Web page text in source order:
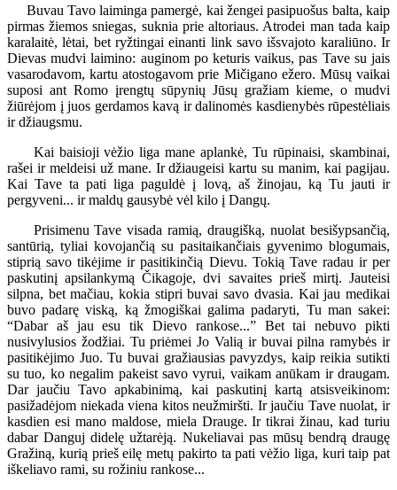
Buvau Tavo laiminga pamergė, kai žengei pasipuošus balta, kaip
pirmas žiemos sniegas, suknia prie altoriaus. Atrodei man tada kaip
karalaitė, lėtai, bet ryžtingai einanti link savo išsvajoto karaliūno. Ir
Dievas mudvi laimino: auginom po keturis vaikus, pas Tave su jais
vasarodavom, kartu atostogavom prie Mičigano ežero. Mūsų vaikai
suposi ant Romo įrengtų sūpynių Jūsų gražiam kieme, o mudvi
žiūrėjom į juos gerdamos kavą ir dalinomės kasdienybės rūpestėliais
ir džiaugsmu.
Kai baisioji vėžio liga mane aplankė, Tu rūpinaisi, skambinai,
rašei ir meldeisi už mane. Ir džiaugeisi kartu su manim, kai pagijau.
Kai Tave ta pati liga paguldė į lovą, aš žinojau, ką Tu jauti ir
pergyveni... ir maldų gausybė vėl kilo į Dangų.
Prisimenu Tave visada ramią, draugišką, nuolat besišypsančią,
santūrią, tyliai kovojančią su pasitaikančiais gyvenimo blogumais,
stiprią savo tikėjime ir pasitikinčią Dievu. Tokią Tave radau ir per
paskutinį apsilankymą Čikagoje, dvi savaites prieš mirtį. Jauteisi
silpna, bet mačiau, kokia stipri buvai savo dvasia. Kai jau medikai
buvo padarę viską, ką žmogiškai galima padaryti, Tu man sakei:
“Dabar aš jau esu tik Dievo rankose...” Bet tai nebuvo pikti
nusivylusios žodžiai. Tu priėmei Jo Valią ir buvai pilna ramybės ir
pasitikėjimo Juo. Tu buvai gražiausias pavyzdys, kaip reikia sutikti
su tuo, ko negalim pakeist savo vyrui, vaikam anūkam ir draugam.
Dar jaučiu Tavo apkabinimą, kai paskutinį kartą atsisveikinom:
pasižadėjom niekada viena kitos neužmiršti. Ir jaučiu Tave nuolat, ir
kasdien esi mano maldose, miela Drauge. Ir tikrai žinau, kad turiu
dabar Danguj didelę užtarėją. Nukeliavai pas mūsų bendrą draugę
Gražiną, kurią prieš eilę metų pakirto ta pati vėžio liga, kuri taip pat
iškeliavo rami, su rožiniu rankose...